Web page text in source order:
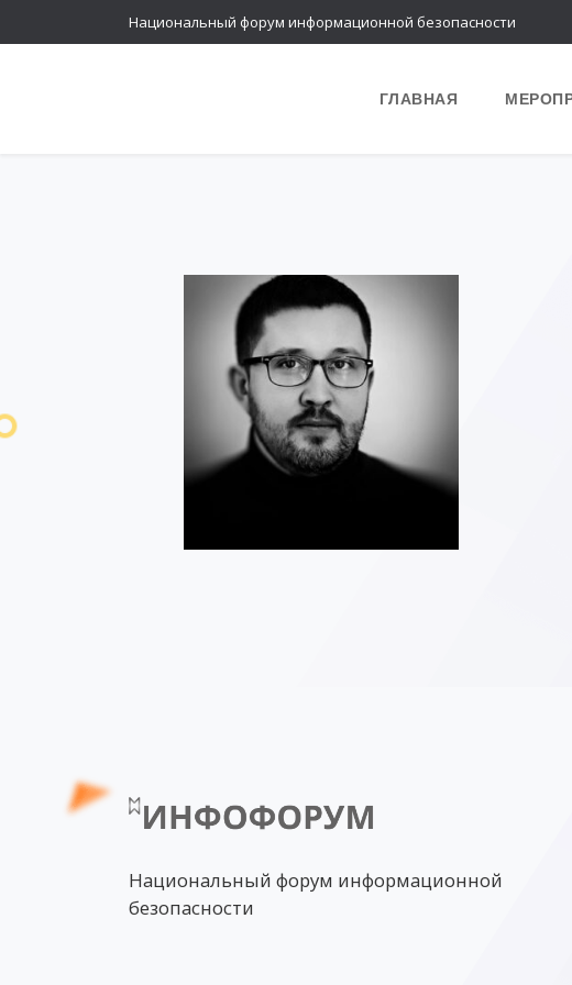
Национальный форум информационной безопасности
ГЛАВНАЯ
Национальный форум информационной
безопасности